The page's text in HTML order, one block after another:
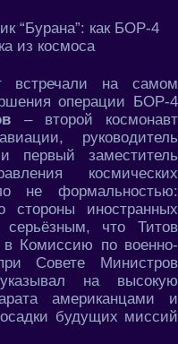
встречали на самом
операции БОР-4
– второй космонавт
руководитель
первый заместитель
космических
не формальностью:
стороны иностранных
серьёзным, что Титов
Комиссию по военно-
Совете Министров
на высокую
американцами и
будущих миссий